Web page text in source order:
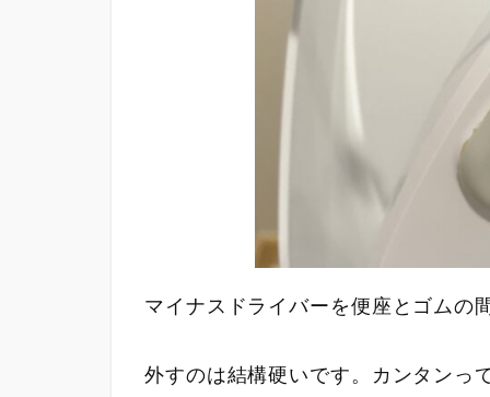
マイナスドライバーを便座とゴムの
外すのは結構硬いです。カンタンっ